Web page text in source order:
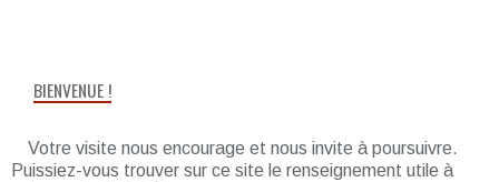
BIENVENUE !
Votre visite nous encourage et nous invite à poursuivre.
Puissiez-vous trouver sur ce site le renseignement utile à